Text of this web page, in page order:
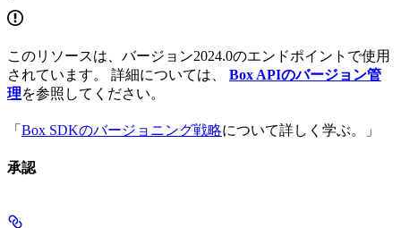
このリソースは、バージョン2024.0のエンドポイントで使用
されています。 詳細については、 Box APIのバージョン管
理を参照してください。
「 Box SDKのバージョニング戦略について詳しく学ぶ。」
承認